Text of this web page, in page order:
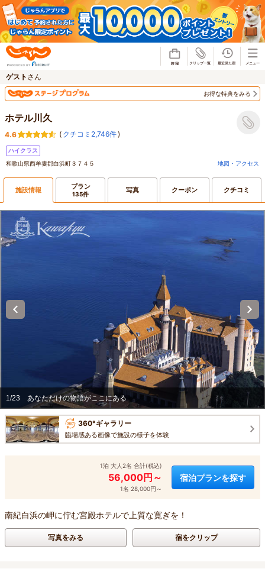
ゲスト さん
お得な特典をみる
ホテル川久
4.6 ( クチコミ2,746件)
ハイクラス
和歌山県西牟婁郡白浜町３７４５
地図・アクセス
施設情報 プラン
135件 写真 クーポン クチコミ
1/23 あなただけの物語がここにある
360°ギャラリー
臨場感ある画像で施設の様子を体験
1泊 大人2名 合計(税込)
56,000円～
1名 28,000円～
宿泊プランを探す
南紀白浜の岬に佇む宮殿ホテルで上質な寛ぎを！
写真をみる 宿をクリップ